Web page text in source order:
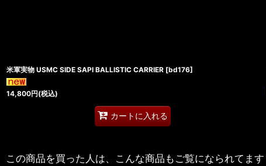
米軍実物 USMC SIDE SAPI BALLISTIC CARRIER [bd176]
14,800円(税込)
カートに入れる
この商品を買った人は、こんな商品もご覧になられてます